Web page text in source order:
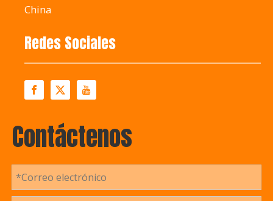
China
Redes Sociales
Contáctenos